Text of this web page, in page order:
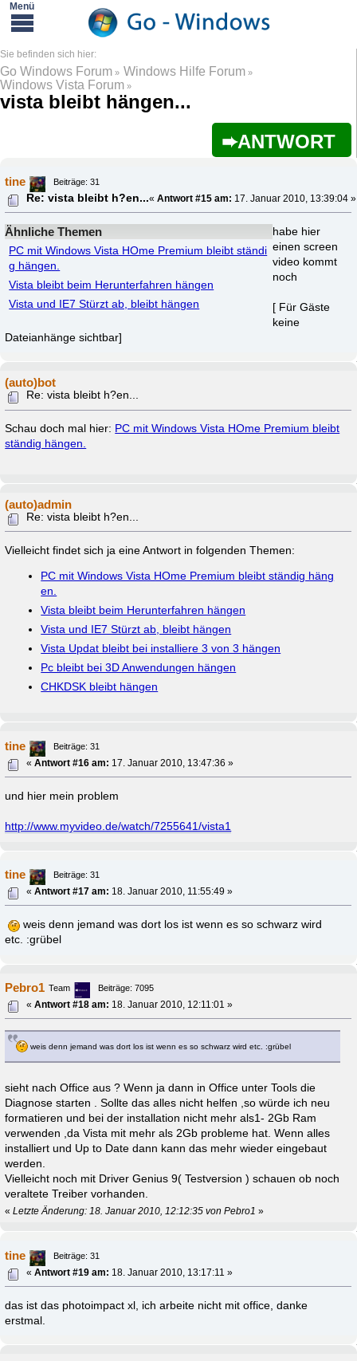
Go Windows Forum » Windows Hilfe Forum »
Windows Vista Forum »
vista bleibt hängen...
ANTWORT
tine Beiträge: 31
Re: vista bleibt h?en...«Antwort #15 am: 17. Januar 2010, 13:39:04 »
Ähnliche Themen
PC mit Windows Vista HOme Premium bleibt ständi
g hängen.
Vista bleibt beim Herunterfahren hängen
Vista und IE7 Stürzt ab, bleibt hängen
habe hier
einen screen
video kommt
noch
[ Für Gäste
keine
Dateianhänge sichtbar]
(auto)bot
Re: vista bleibt h?en...
Schau doch mal hier: PC mit Windows Vista HOme Premium bleibt
ständig hängen.
(auto)admin
Re: vista bleibt h?en...
Vielleicht findet sich ja eine Antwort in folgenden Themen:
PC mit Windows Vista HOme Premium bleibt ständig häng
en.
Vista bleibt beim Herunterfahren hängen
Vista und IE7 Stürzt ab, bleibt hängen
Vista Updat bleibt bei installiere 3 von 3 hängen
Pc bleibt bei 3D Anwendungen hängen
CHKDSK bleibt hängen
tine
Beiträge: 31
«Antwort #16 am: 17. Januar 2010, 13:47:36 »
und hier mein problem
http://www.myvideo.de/watch/7255641/vista1
tine
Beiträge: 31
«Antwort #17 am: 18. Januar 2010, 11:55:49 »
weis denn jemand was dort los ist wenn es so schwarz wird
etc. :grübel
Pebro1 Team
Beiträge: 7095
«Antwort #18 am: 18. Januar 2010, 12:11:01 »
weis denn jemand was dort los ist wenn es so schwarz wird etc. :grübel
sieht nach Office aus ? Wenn ja dann in Office unter Tools die
Diagnose starten . Sollte das alles nicht helfen ,so würde ich neu
formatieren und bei der installation nicht mehr als1- 2Gb Ram
verwenden ,da Vista mit mehr als 2Gb probleme hat. Wenn alles
installiert und Up to Date dann kann das mehr wieder eingebaut
werden.
Vielleicht noch mit Driver Genius 9( Testversion ) schauen ob noch
veraltete Treiber vorhanden.
«Letzte Änderung: 18. Januar 2010, 12:12:35 von Pebro1 »
tine
Beiträge: 31
«Antwort #19 am: 18. Januar 2010, 13:17:11 »
das ist das photoimpact xl, ich arbeite nicht mit office, danke
erstmal.